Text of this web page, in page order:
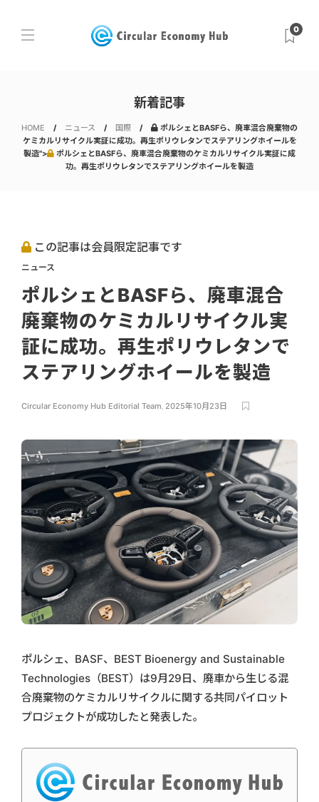
0
新着記事
HOME ニュース 国際
ポルシェとBASFら、廃車混合廃棄物の
ケミカルリサイクル実証に成功。再生ポリウレタンでステアリングホイールを
製造">
ポルシェとBASFら、廃車混合廃棄物のケミカルリサイクル実証に成
功。再生ポリウレタンでステアリングホイールを製造
この記事は会員限定記事です
ニュース
ポルシェとBASFら、廃車混合
廃棄物のケミカルリサイクル実
証に成功。再生ポリウレタンで
ステアリングホイールを製造
Circular Economy Hub Editorial Team, 2025年10月23日
ポルシェ、BASF、BEST Bioenergy and Sustainable
Technologies（BEST）は9月29日、廃車から生じる混
合廃棄物のケミカルリサイクルに関する共同パイロット
プロジェクトが成功したと発表した。